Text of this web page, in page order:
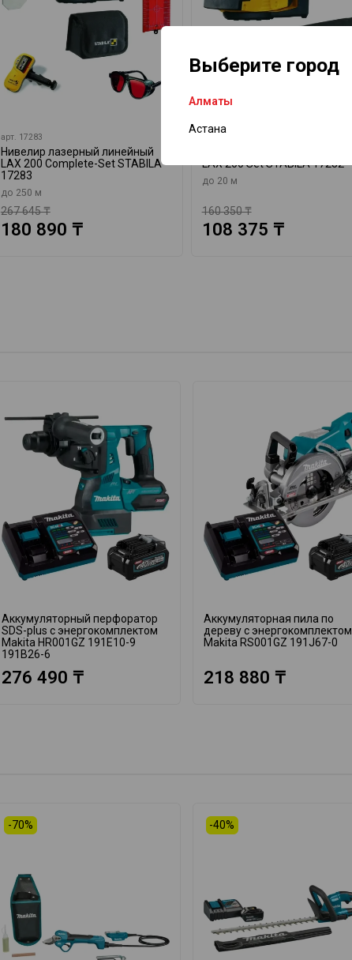
Выберите город
Алматы
Астана
арт. 17283
Нивелир лазерный линейный
LAX 200 Complete-Set STABILA
17283
до 250 м
267 645 ₸
180 890 ₸
LAX 200 Set STABILA 17282
до 20 м
160 350 ₸
108 375 ₸
Аккумуляторный перфоратор
SDS-plus с энергокомплектом
Makita HR001GZ 191E10-9
191B26-6
276 490 ₸
Аккумуляторная пила по
дереву с энергокомплектом
Makita RS001GZ 191J67-0
218 880 ₸
-70% -40%